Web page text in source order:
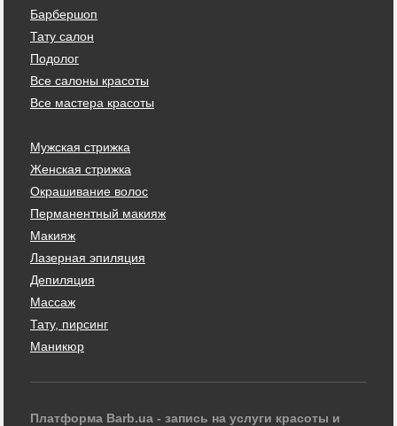
Барбершоп
Тату салон
Подолог
Все салоны красоты
Все мастера красоты
Мужская стрижка
Женская стрижка
Окрашивание волос
Перманентный макияж
Макияж
Лазерная эпиляция
Депиляция
Массаж
Тату, пирсинг
Маникюр
Платформа Barb.ua - запись на услуги красоты и